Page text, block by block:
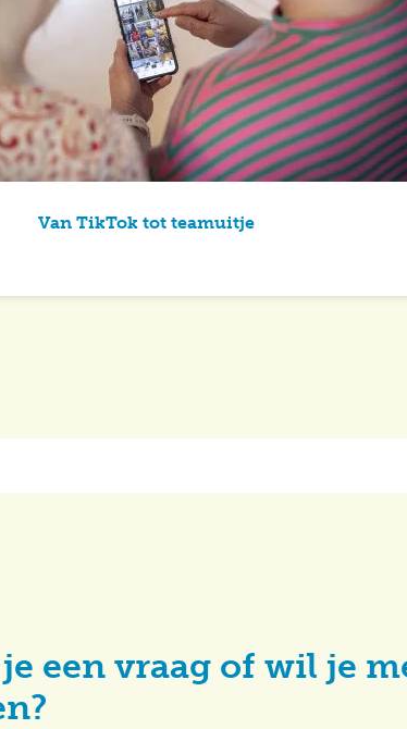
Van TikTok tot teamuitje
een vraag of wil je